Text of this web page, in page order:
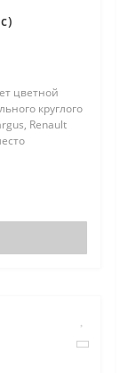
цветной
круглого
Renault